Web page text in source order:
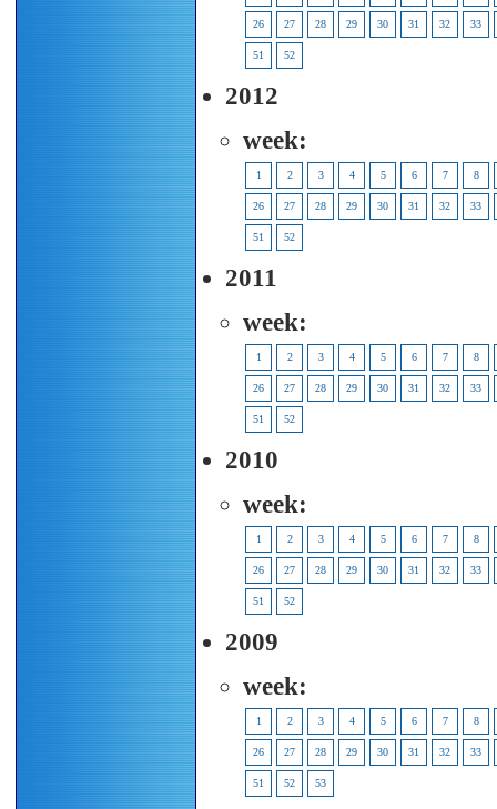
26 27 28 29 30 31 32 33
51 52
2012
week:
1 2 3 4 5 6 7 8
26 27 28 29 30 31 32 33
51 52
2011
week:
1 2 3 4 5 6 7 8
26 27 28 29 30 31 32 33
51 52
2010
week:
1 2 3 4 5 6 7 8
26 27 28 29 30 31 32 33
51 52
2009
week:
1 2 3 4 5 6 7 8
26 27 28 29 30 31 32 33
51 52 53